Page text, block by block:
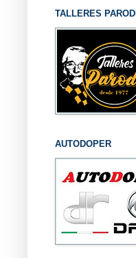
TALLERES PARODI
AUTODOPER